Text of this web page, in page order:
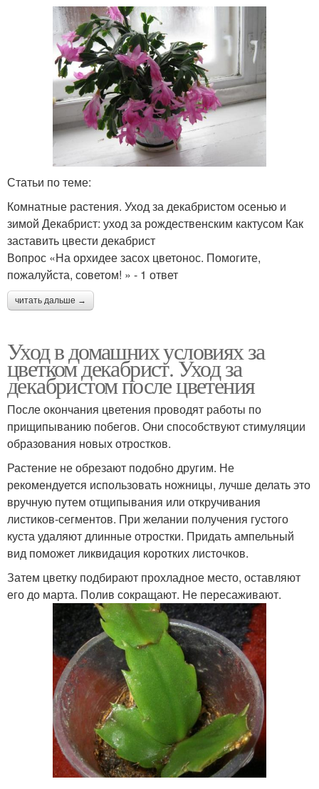
Статьи по теме:
Комнатные растения. Уход за декабристом осенью и
зимой Декабрист: уход за рождественским кактусом Как
заставить цвести декабрист
Вопрос «На орхидее засох цветонос. Помогите,
пожалуйста, советом! » - 1 ответ
читать дальше →
Уход в домашних условиях за
цветком декабрист. Уход за
декабристом после цветения
После окончания цветения проводят работы по
прищипыванию побегов. Они способствуют стимуляции
образования новых отростков.
Растение не обрезают подобно другим. Не
рекомендуется использовать ножницы, лучше делать это
вручную путем отщипывания или откручивания
листиков-сегментов. При желании получения густого
куста удаляют длинные отростки. Придать ампельный
вид поможет ликвидация коротких листочков.
Затем цветку подбирают прохладное место, оставляют
его до марта. Полив сокращают. Не пересаживают.